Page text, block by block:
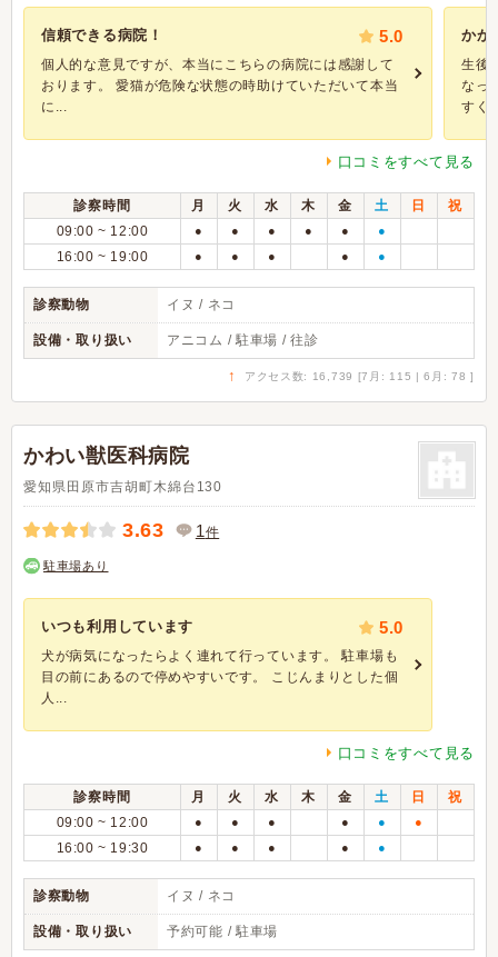
信頼できる病院！ 5.0
個人的な意見ですが、本当にこちらの病院には感謝して
おります。 愛猫が危険な状態の時助けていただいて本当
に...
かか
生後
なっ
すく
口コミをすべて見る
診察時間 月 火 水 木 金 土 日
祝
09:00 ~ 12:00
● ● ● ● ● ●
16:00 ~ 19:00 ● ● ● ● ●
診察動物 イヌ / ネコ
設備・取り扱い アニコム / 駐車場 / 往診
↑ アクセス数: 16,739 [7月: 115 | 6月: 78 ]
かわい獣医科病院
愛知県田原市吉胡町木綿台130
3.63 1件
駐車場あり
いつも利用しています 5.0
犬が病気になったらよく連れて行っています。 駐車場も
目の前にあるので停めやすいです。 こじんまりとした個
人...
口コミをすべて見る
診察時間 月 火 水 木 金 土 日
祝
09:00 ~ 12:00
● ● ● ● ● ●
16:00 ~ 19:30 ● ● ● ● ●
診察動物 イヌ / ネコ
設備・取り扱い 予約可能 / 駐車場